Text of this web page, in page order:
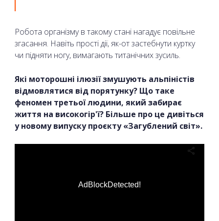
Робота організму в такому стані нагадує повільне
згасання. Навіть прості дії, як-от застебнути куртку
чи підняти ногу, вимагають титанічних зусиль.
Які моторошні ілюзії змушують альпіністів
відмовлятися від порятунку? Що таке
феномен третьої людини, який забирає
життя на високогір'ї? Більше про це дивіться
у новому випуску проєкту «Загублений світ».
AdBlockDetected!